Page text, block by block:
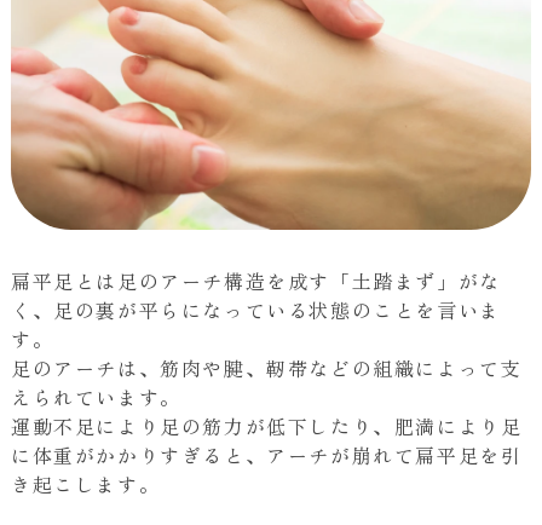
扁平足とは足のアーチ構造を成す「土踏まず」がな
く、足の裏が平らになっている状態のことを言いま
す。
足のアーチは、筋肉や腱、靭帯などの組織によって支
えられています。
運動不足により足の筋力が低下したり、肥満により足
に体重がかかりすぎると、アーチが崩れて扁平足を引
き起こします。